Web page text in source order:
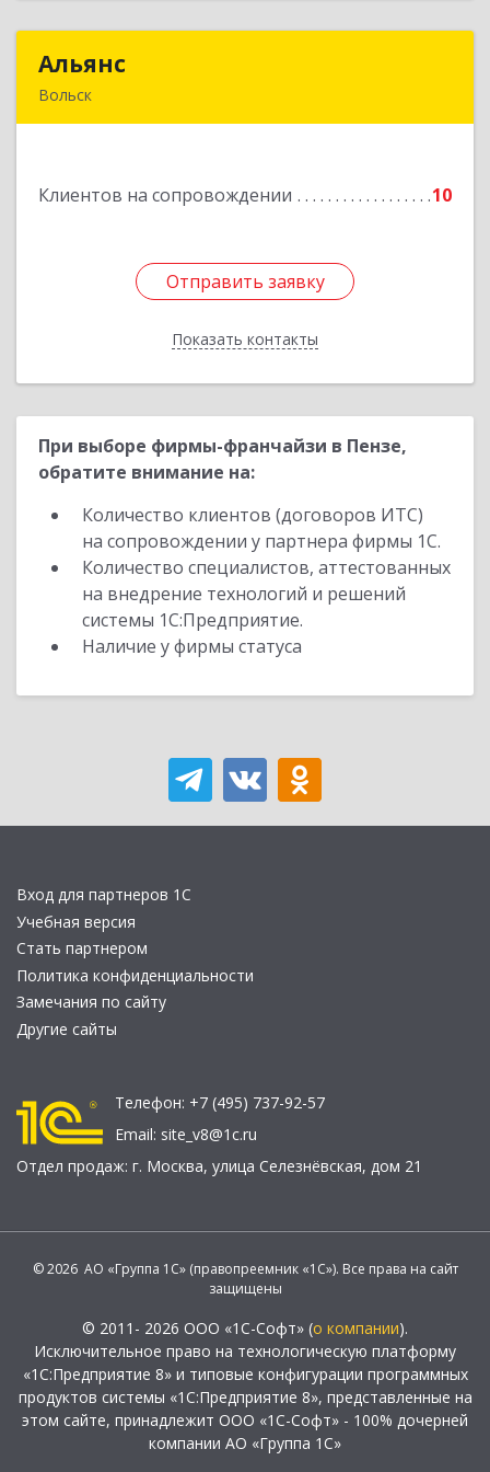
Альянс
Вольск
Клиентов на сопровождении 10
Отправить заявку
Показать контакты
Подробнее
Отправить заявку
Назад
При выборе фирмы-франчайзи в Пензе,
обратите внимание на:
Количество клиентов (договоров ИТС)
на сопровождении у партнера фирмы 1С.
Количество специалистов, аттестованных
на внедрение технологий и решений
системы 1С:Предприятие.
Наличие у фирмы статуса
Вход для партнеров 1С
Учебная версия
Стать партнером
Политика конфиденциальности
Замечания по сайту
Другие сайты
Телефон: +7 (495) 737-92-57
Email: site_v8@1c.ru
Отдел продаж: г. Москва, улица Селезнёвская, дом 21
© 2026 АО «Группа 1С» (правопреемник «1С»). Все права на сайт
защищены
© 2011- 2026 ООО «1С-Софт» (о компании).
Исключительное право на технологическую платформу
«1С:Предприятие 8» и типовые конфигурации программных
продуктов системы «1С:Предприятие 8», представленные на
этом сайте, принадлежит ООО «1С-Софт» - 100% дочерней
компании АО «Группа 1С»